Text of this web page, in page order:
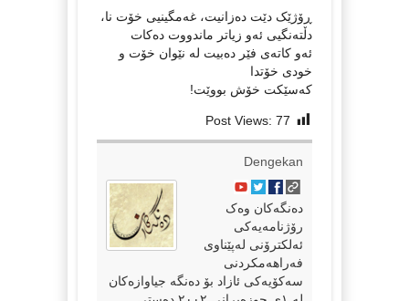
ڕۆژێک دێت دەزانیت، غەمگینیی خۆت نا،
دڵتەنگیی ئەو زیاتر ماندووت دەکات
ئەو کاتەی فێر دەبیت ‏‎لە نێوان خۆت و
خودی خۆتدا
کەسێکت خۆش بووێت!
Post Views: 77
Dengekan
دەنگەکان وەک
رۆژنامەیەکی
ئەلکترۆنی لەپێناوی
فەراهەمکردنی
سەکۆیەکی ئازاد بۆ دەنگە جیاوازەکان